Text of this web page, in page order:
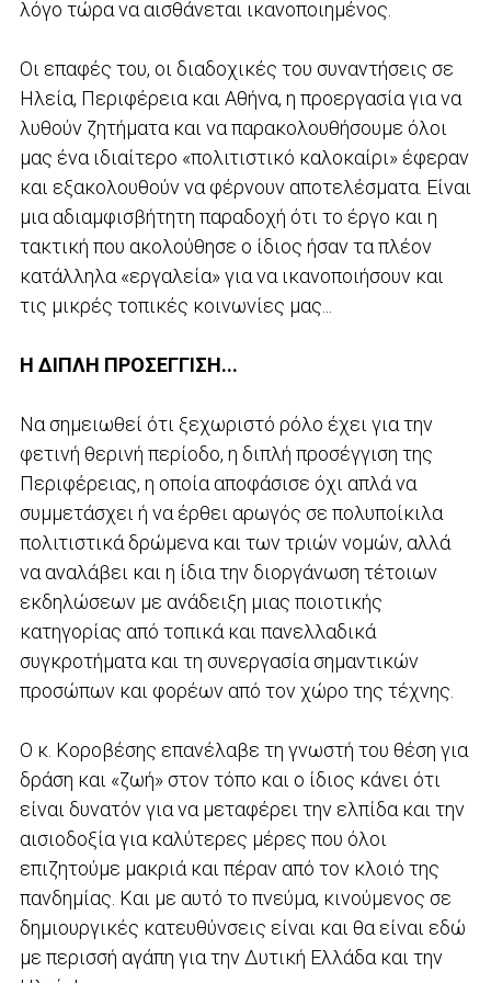
λόγο τώρα να αισθάνεται ικανοποιημένος.
Οι επαφές του, οι διαδοχικές του συναντήσεις σε
Ηλεία, Περιφέρεια και Αθήνα, η προεργασία για να
λυθούν ζητήματα και να παρακολουθήσουμε όλοι
μας ένα ιδιαίτερο «πολιτιστικό καλοκαίρι» έφεραν
και εξακολουθούν να φέρνουν αποτελέσματα. Είναι
μια αδιαμφισβήτητη παραδοχή ότι το έργο και η
τακτική που ακολούθησε ο ίδιος ήσαν τα πλέον
κατάλληλα «εργαλεία» για να ικανοποιήσουν και
τις μικρές τοπικές κοινωνίες μας...
Η ΔΙΠΛΗ ΠΡΟΣΕΓΓΙΣΗ...
Να σημειωθεί ότι ξεχωριστό ρόλο έχει για την
φετινή θερινή περίοδο, η διπλή προσέγγιση της
Περιφέρειας, η οποία αποφάσισε όχι απλά να
συμμετάσχει ή να έρθει αρωγός σε πολυποίκιλα
πολιτιστικά δρώμενα και των τριών νομών, αλλά
να αναλάβει και η ίδια την διοργάνωση τέτοιων
εκδηλώσεων με ανάδειξη μιας ποιοτικής
κατηγορίας από τοπικά και πανελλαδικά
συγκροτήματα και τη συνεργασία σημαντικών
προσώπων και φορέων από τον χώρο της τέχνης.
Ο κ. Κοροβέσης επανέλαβε τη γνωστή του θέση για
δράση και «ζωή» στον τόπο και ο ίδιος κάνει ότι
είναι δυνατόν για να μεταφέρει την ελπίδα και την
αισιοδοξία για καλύτερες μέρες που όλοι
επιζητούμε μακριά και πέραν από τον κλοιό της
πανδημίας. Και με αυτό το πνεύμα, κινούμενος σε
δημιουργικές κατευθύνσεις είναι και θα είναι εδώ
με περισσή αγάπη για την Δυτική Ελλάδα και την